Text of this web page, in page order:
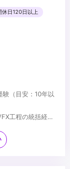
休日120日以上
験（目安：10年以
工程の統括経験